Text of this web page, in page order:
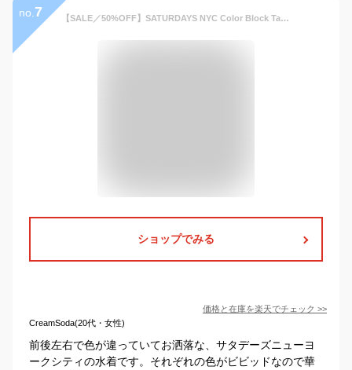
no. 7 【SALE／50%OFF】SATURDAYS NYC Color Block Talley Swim Short サタデーズ ニューヨークシティ 水着・スイムグッズ 水着 ネイビー【送料無料】
ショップでみる
価格と在庫を楽天でチェック >>
CreamSoda(20代・女性)
前後左右で色が違っていてお洒落な、サタデーズニューヨ
ークシティの水着です。それぞれの色がビビッドなので華